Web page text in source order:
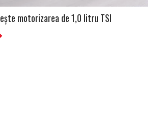
motorizarea de 1,0 litru TSI